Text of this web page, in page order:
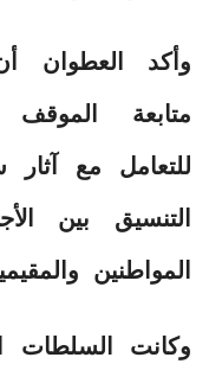
وأكد العطوان
متابعة الموقف
للتعامل مع
التنسيق بين
المواطنين
وكانت السلطات